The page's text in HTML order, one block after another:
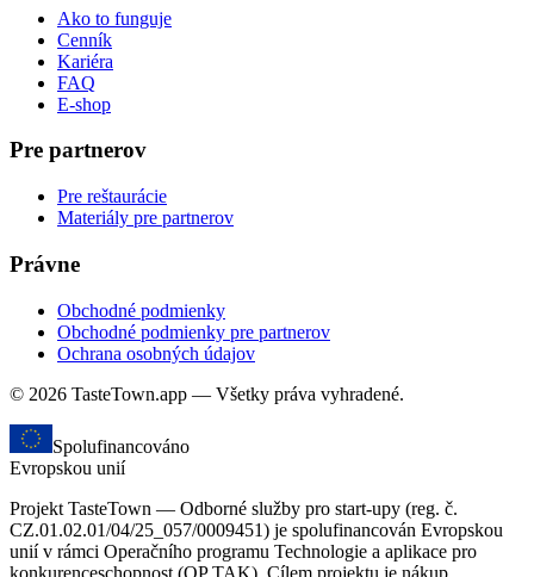
Ako to funguje
Cenník
Kariéra
FAQ
E-shop
Pre partnerov
Pre reštaurácie
Materiály pre partnerov
Právne
Obchodné podmienky
Obchodné podmienky pre partnerov
Ochrana osobných údajov
© 2026 TasteTown.app — Všetky práva vyhradené.
Spolufinancováno
Evropskou unií
Projekt TasteTown — Odborné služby pro start-upy (reg. č.
CZ.01.02.01/04/25_057/0009451) je spolufinancován Evropskou
unií v rámci Operačního programu Technologie a aplikace pro
konkurenceschopnost (OP TAK). Cílem projektu je nákup